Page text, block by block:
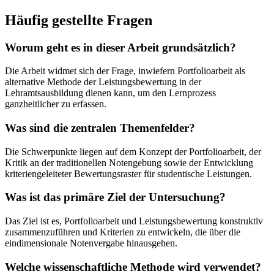
Häufig gestellte Fragen
Worum geht es in dieser Arbeit grundsätzlich?
Die Arbeit widmet sich der Frage, inwiefern Portfolioarbeit als
alternative Methode der Leistungsbewertung in der
Lehramtsausbildung dienen kann, um den Lernprozess
ganzheitlicher zu erfassen.
Was sind die zentralen Themenfelder?
Die Schwerpunkte liegen auf dem Konzept der Portfolioarbeit, der
Kritik an der traditionellen Notengebung sowie der Entwicklung
kriteriengeleiteter Bewertungsraster für studentische Leistungen.
Was ist das primäre Ziel der Untersuchung?
Das Ziel ist es, Portfolioarbeit und Leistungsbewertung konstruktiv
zusammenzuführen und Kriterien zu entwickeln, die über die
eindimensionale Notenvergabe hinausgehen.
Welche wissenschaftliche Methode wird verwendet?